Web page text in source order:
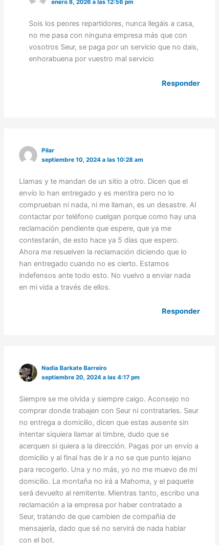
enero 8, 2026 a las 12:56 pm
Sois los peores repartidores, nunca llegáis a casa,
no me pasa con ninguna empresa más que con
vosotros Seur, se paga por un servicio que no dais,
enhorabuena por vuestro mal servicio
Responder
Pilar
septiembre 10, 2024 a las 10:28 am
Llamas y te mandan de un sitio a otro. Dicen que el
envío lo han entregado y es mentira pero no lo
comprueban ni nada, ni me llaman, es un desastre. Al
contactar por teléfono cuelgan porque como hay una
reclamación pendiente que espere, que ya me
contestarán, de esto hace ya 5 días que espero.
Ahora me resuelven la reclamación diciendo que lo
han entregado cuando no es cierto. Estamos
indefensos ante todo esto. No vuelvo a enviar nada
en mi vida a través de ellos.
Responder
Nadia Barkate Barreiro
septiembre 20, 2024 a las 4:17 pm
Siempre se me olvida y siempre caigo. Aconsejo no
comprar donde trabajen con Seur ni contratarles. Seur
no entrega a domicilio, dicen que estas ausente sin
intentar siquiera llamar al timbre, dudo que se
acerquen si quiera a la dirección. Pagas por un envío a
domicilio y al final has de ir a no se que punto lejano
para recogerlo. Una y no más, yo no me muevo de mi
domicilio. La montaña no irá a Mahoma, y el paquete
será devuelto al remitente. Mientras tanto, escribo una
reclamación a la empresa por haber contratado a
Seur, tratando de que cambien de compañia de
mensajería, dado que sé no servirá de nada hablar
con el bot.